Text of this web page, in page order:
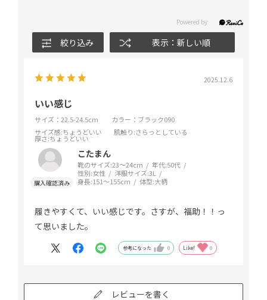
絞り込み 表示：新しい順
2025.12.6
いい感じ
サイズ：22.5-24.5cm
カラー：ブラック090
サイズ感:ちょうどいい 肌触り:さらっとしている
厚さ:ちょうどいい
こたまん
靴のサイズ:23～24cm 年代:50代
性別:女性 洋服サイズ:3L
身長:151～155cm 体型:大柄
履きやすくて、いい感じです。さすが、福助！！っ
て思いました。
参考になった 0 Like! 0
レビューを書く